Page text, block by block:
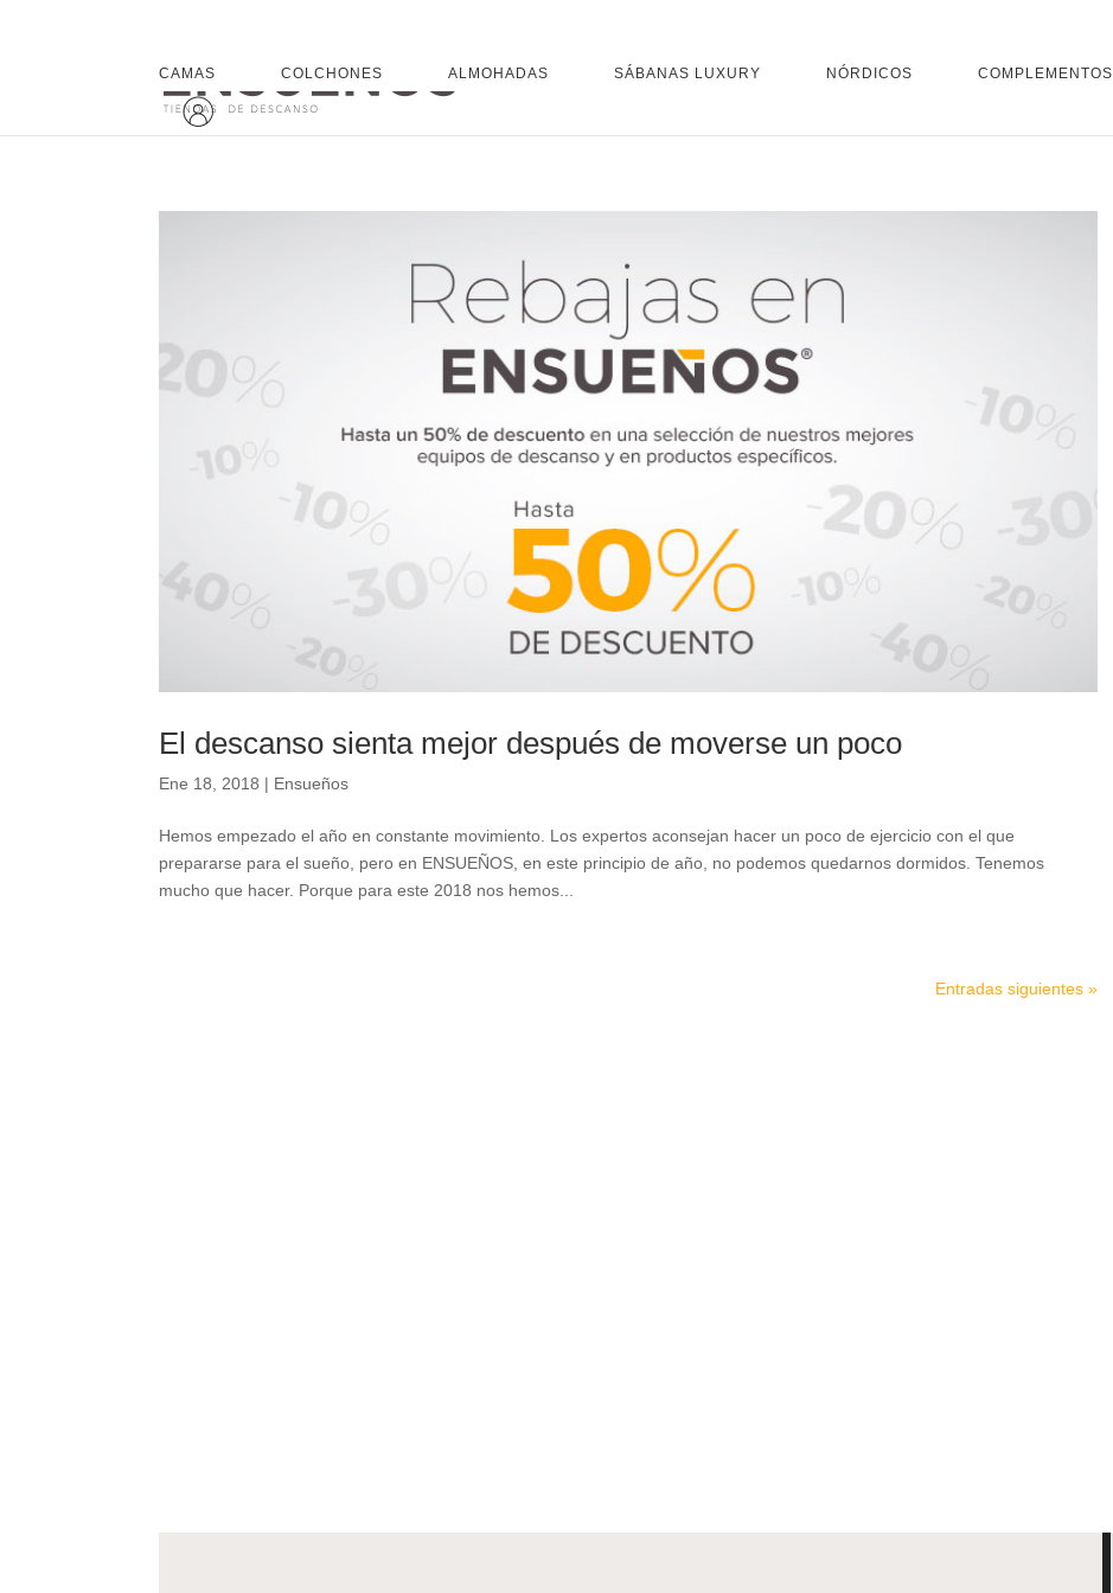
CAMAS COLCHONES ALMOHADAS SÁBANAS LUXURY NÓRDICOS COMPLEMENTOS
El descanso sienta mejor después de moverse un poco
Ene 18, 2018 | Ensueños
Hemos empezado el año en constante movimiento. Los expertos aconsejan hacer un poco de ejercicio con el que
prepararse para el sueño, pero en ENSUEÑOS, en este principio de año, no podemos quedarnos dormidos. Tenemos
mucho que hacer. Porque para este 2018 nos hemos...
Entradas siguientes »